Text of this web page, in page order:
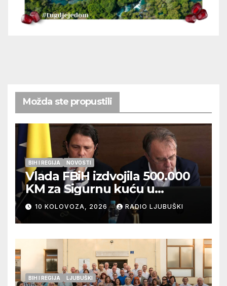
Možda ste propustili
BIH I REGIJA NOVOSTI
Vlada FBiH izdvojila 500.000
KM za Sigurnu kuću u
Ljubuškom
10 KOLOVOZA, 2026 RADIO LJUBUŠKI
BIH I REGIJA LJUBUŠKI